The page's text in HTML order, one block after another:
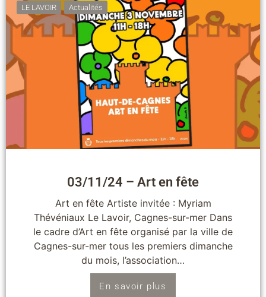
LE LAVOIR Actualités
03/11/24 – Art en fête
Art en fête Artiste invitée : Myriam
Thévéniaux Le Lavoir, Cagnes-sur-mer Dans
le cadre d’Art en fête organisé par la ville de
Cagnes-sur-mer tous les premiers dimanche
du mois, l’association…
En savoir plus